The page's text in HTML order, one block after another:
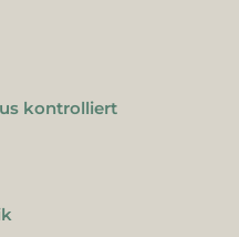
kontrolliert